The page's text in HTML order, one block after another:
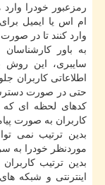
رمزعبور خودرا
ام اس یا ایمیل
وارد كنند تا در
به باور
سایبری، این
اطلاعاتی كاربران
حتی در صورت
كدهای لحظه ای
كاربران به صورت
بدین ترتیب نمی
موردنظر خودرا به
بدین ترتیب
اینترنتی و شبكه